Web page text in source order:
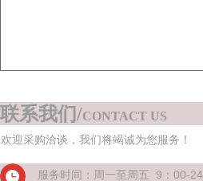
服务时间：周一至周五 9：00-
联系我们/CONTACT US
欢迎采购洽谈，我们将竭诚为您服务！